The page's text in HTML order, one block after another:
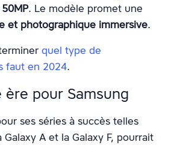
. Le modèle promet une
et photographique immersive.
quel type de
faut en 2024.
ère pour Samsung
ses séries à succès telles
Galaxy A et la Galaxy F, pourrait